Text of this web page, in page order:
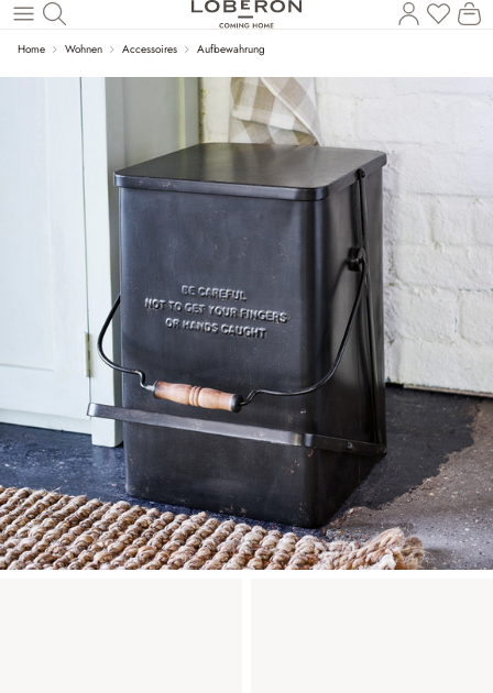
Zum Hauptinhalt springen
Home Wohnen Accessoires Aufbewahrung